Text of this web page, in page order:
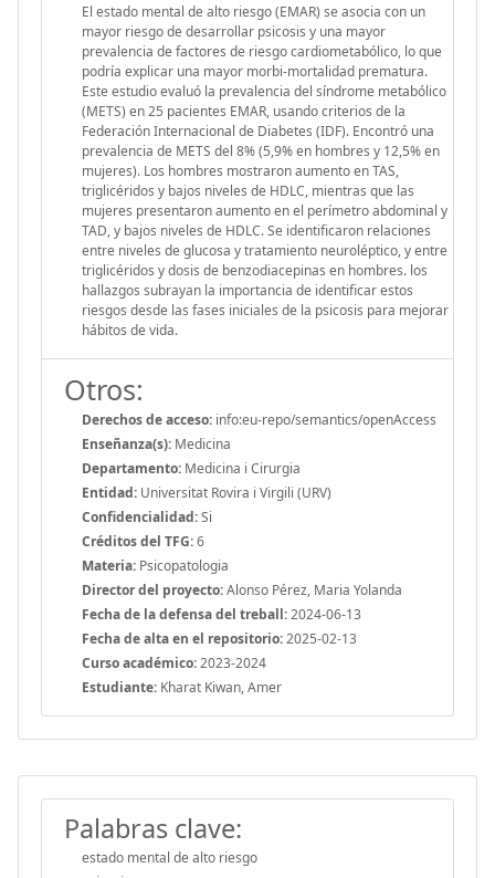
El estado mental de alto riesgo (EMAR) se asocia con un
mayor riesgo de desarrollar psicosis y una mayor
prevalencia de factores de riesgo cardiometabólico, lo que
podría explicar una mayor morbi-mortalidad prematura.
Este estudio evaluó la prevalencia del síndrome metabólico
(METS) en 25 pacientes EMAR, usando criterios de la
Federación Internacional de Diabetes (IDF). Encontró una
prevalencia de METS del 8% (5,9% en hombres y 12,5% en
mujeres). Los hombres mostraron aumento en TAS,
triglicéridos y bajos niveles de HDLC, mientras que las
mujeres presentaron aumento en el perímetro abdominal y
TAD, y bajos niveles de HDLC. Se identificaron relaciones
entre niveles de glucosa y tratamiento neuroléptico, y entre
triglicéridos y dosis de benzodiacepinas en hombres. los
hallazgos subrayan la importancia de identificar estos
riesgos desde las fases iniciales de la psicosis para mejorar
hábitos de vida.
Otros:
Derechos de acceso: info:eu-repo/semantics/openAccess
Enseñanza(s): Medicina
Departamento: Medicina i Cirurgia
Entidad: Universitat Rovira i Virgili (URV)
Confidencialidad:Si
Créditos del TFG:6
Materia: Psicopatologia
Director del proyecto:Alonso Pérez, Maria Yolanda
Fecha de la defensa del treball:2024-06-13
Fecha de alta en el repositorio:2025-02-13
Curso académico:2023-2024
Estudiante: Kharat Kiwan, Amer
Palabras clave:
estado mental de alto riesgo